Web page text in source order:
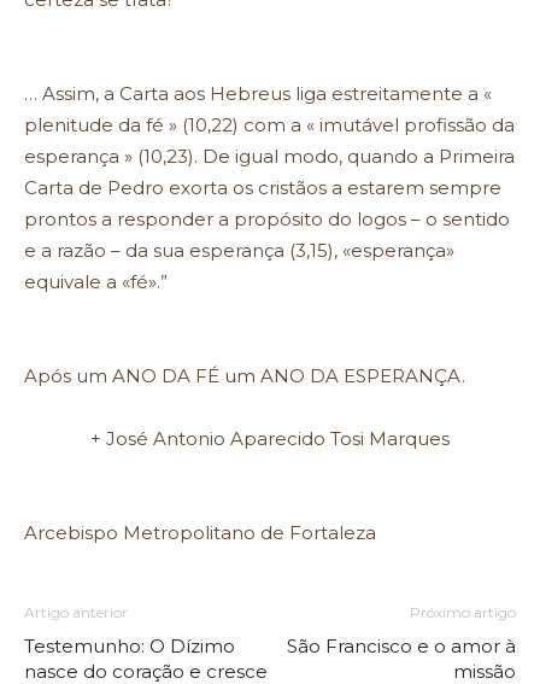
… Assim, a Carta aos Hebreus liga estreitamente a «
plenitude da fé » (10,22) com a « imutável profissão da
esperança » (10,23). De igual modo, quando a Primeira
Carta de Pedro exorta os cristãos a estarem sempre
prontos a responder a propósito do logos – o sentido
e a razão – da sua esperança (3,15), «esperança»
equivale a «fé».”
Após um ANO DA FÉ um ANO DA ESPERANÇA.
+ José Antonio Aparecido Tosi Marques
Arcebispo Metropolitano de Fortaleza
Artigo anterior
Testemunho: O Dízimo
nasce do coração e cresce
Próximo artigo
São Francisco e o amor à
missão